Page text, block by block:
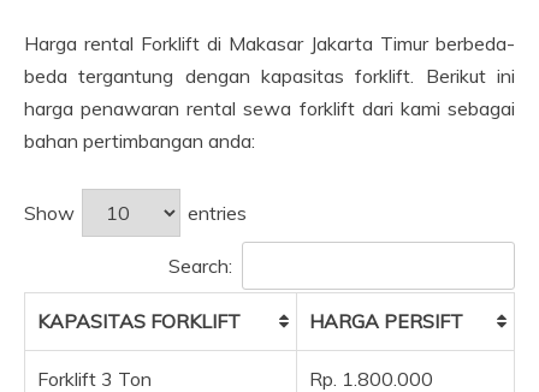
Harga rental Forklift di Makasar Jakarta Timur berbeda-
beda tergantung dengan kapasitas forklift. Berikut ini
harga penawaran rental sewa forklift dari kami sebagai
bahan pertimbangan anda:
Show entries
Search:
KAPASITAS FORKLIFT HARGA PERSIFT
Forklift 3 Ton Rp. 1.800.000